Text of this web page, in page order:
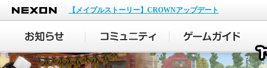
NEXON
【メイプルストーリー】CROWNアップデート